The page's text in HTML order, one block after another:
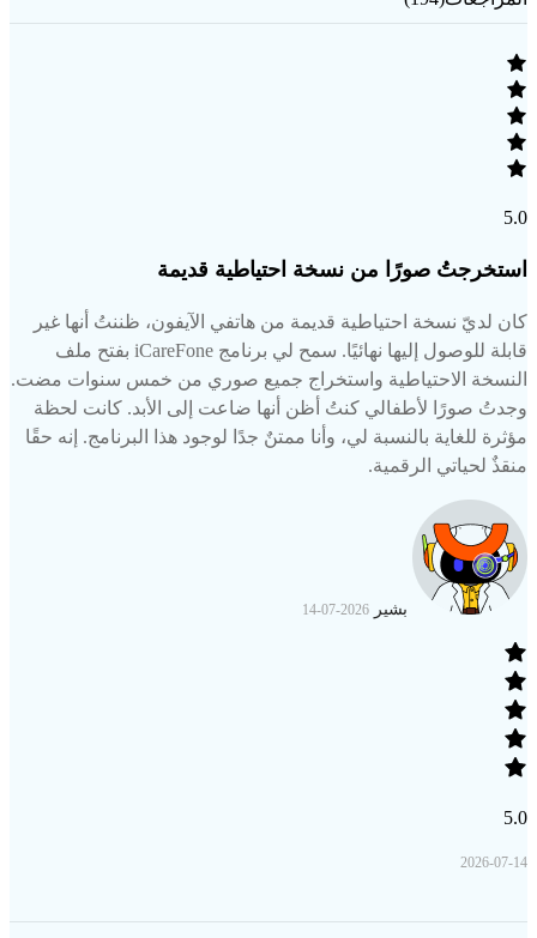
5.0
استخرجتُ صورًا من نسخة احتياطية قديمة
كان لديّ نسخة احتياطية قديمة من هاتفي الآيفون، ظننتُ أنها غير
قابلة للوصول إليها نهائيًا. سمح لي برنامج iCareFone بفتح ملف
النسخة الاحتياطية واستخراج جميع صوري من خمس سنوات مضت.
وجدتُ صورًا لأطفالي كنتُ أظن أنها ضاعت إلى الأبد. كانت لحظة
مؤثرة للغاية بالنسبة لي، وأنا ممتنٌ جدًا لوجود هذا البرنامج. إنه حقًا
منقذٌ لحياتي الرقمية.
بشير 2026-07-14
5.0
2026-07-14